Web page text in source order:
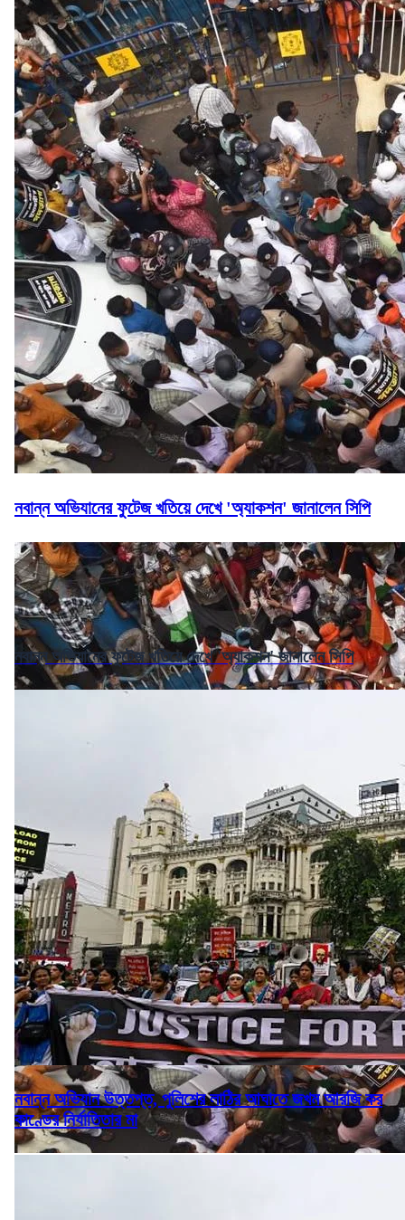
নবান্ন অভিযানের ফুটেজ খতিয়ে দেখে 'অ্যাকশন' জানালেন সিপি
নবান্ন অভিযানের ফুটেজ খতিয়ে দেখে 'অ্যাকশন' জানালেন সিপি
নবান্ন অভিযান উত্তপ্ত, পুলিশের লাঠির আঘাতে জখম আরজি কর
কাণ্ডের নির্যাতিতার মা